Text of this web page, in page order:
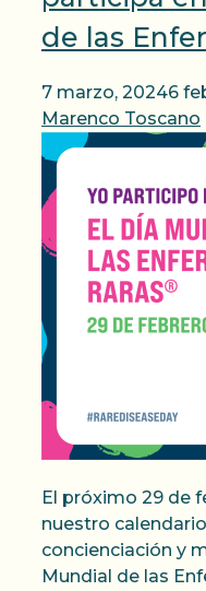
de las
7 marzo, 20246
Marenco Toscano
El próximo 29 de
nuestro
concienciación y
Mundial de las